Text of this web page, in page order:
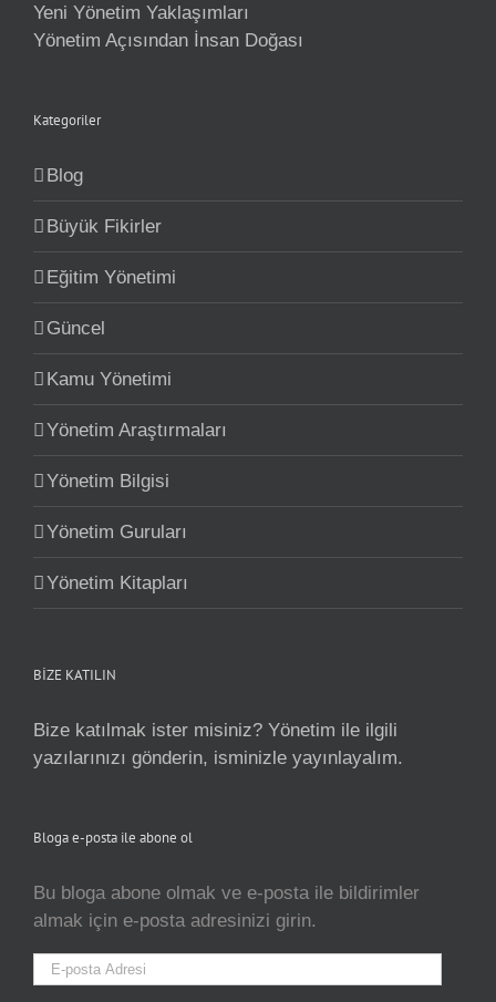
Yeni Yönetim Yaklaşımları
Yönetim Açısından İnsan Doğası
Kategoriler
Blog
Büyük Fikirler
Eğitim Yönetimi
Güncel
Kamu Yönetimi
Yönetim Araştırmaları
Yönetim Bilgisi
Yönetim Guruları
Yönetim Kitapları
BİZE KATILIN
Bize katılmak ister misiniz? Yönetim ile ilgili
yazılarınızı gönderin, isminizle yayınlayalım.
Bloga e-posta ile abone ol
Bu bloga abone olmak ve e-posta ile bildirimler
almak için e-posta adresinizi girin.